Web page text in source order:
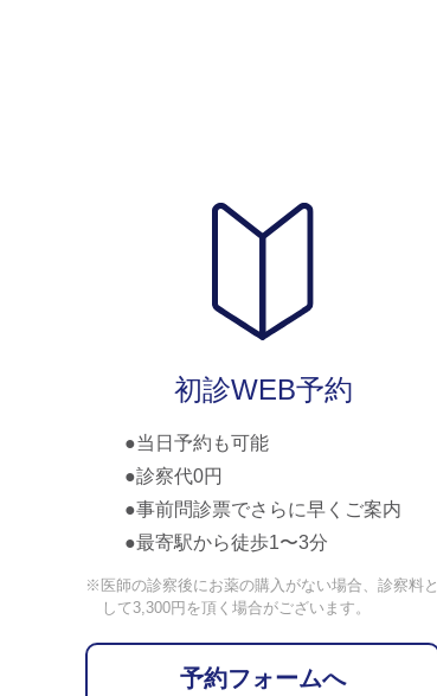
初診WEB予約
当日予約も可能
診察代0円
事前問診票でさらに早くご案内
最寄駅から徒歩1〜3分
※医師の診察後にお薬の購入がない場合、診察料と
して3,300円を頂く場合がございます。
予約フォームへ